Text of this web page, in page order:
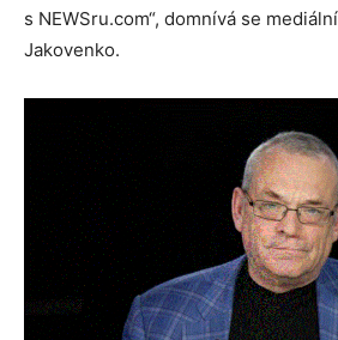
s NEWSru.com“, domnívá se
Jakovenko.